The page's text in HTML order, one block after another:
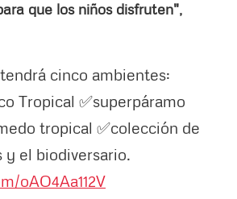
que los niños disfruten",
cinco ambientes:
Tropical ✅superpáramo
tropical ✅colección de
y el biodiversario.
oAO4Aa112V